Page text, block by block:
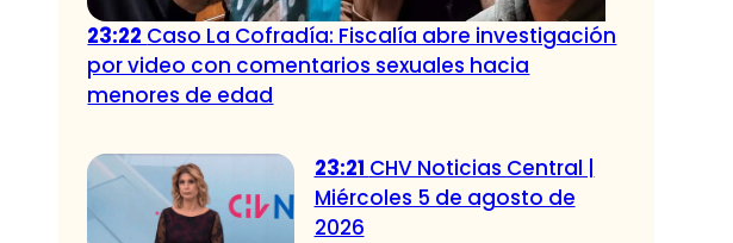
23:22 Caso La Cofradía: Fiscalía abre investigación
por video con comentarios sexuales hacia
menores de edad
23:21 CHV Noticias Central |
Miércoles 5 de agosto de
2026